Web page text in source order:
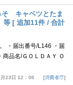
そ キャベツとたま
等 [ 追加11件 / 合計
・届出番号/L146 ・届
品名/ＧＯＬＤＡＹ Ｏ
23日 12：06 消費者庁